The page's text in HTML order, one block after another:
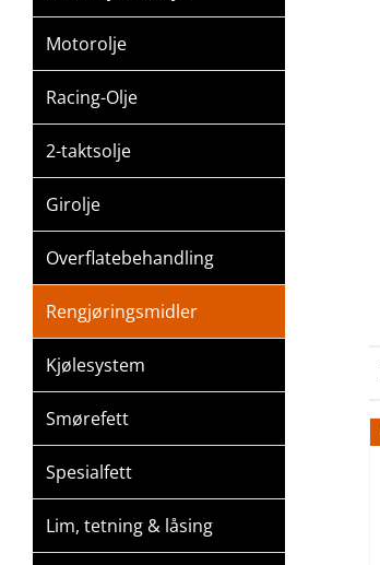
Motorolje
Racing-Olje
2-taktsolje
Girolje
Overflatebehandling
Rengjøringsmidler
Kjølesystem
Smørefett
Spesialfett
Lim, tetning & låsing